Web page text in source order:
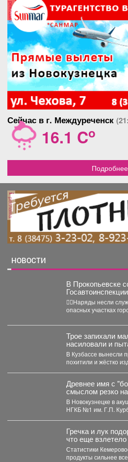
от
реклама
Сейчас в г. Междуреченск
16.1 Co
Подробнее
реклама
НОВОСТИ
В Прокопьевске
проверку
👮‍♂Наряды несли
опасных участках
Основная...
Трое запихали
насиловали и
жуткой истории
В Кузбассе вынесли
похитили и жёстко
Древнее имя с
смыслом резко
в Кузбассе: 11
В Новокузнецке в
НГКБ №1 им. Г.П.
Гречка и лук
что еще
Статистики
продукты сильнее